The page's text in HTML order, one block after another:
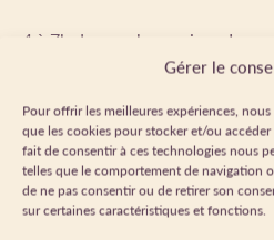
Gérer le
Pour offrir les meilleures expériences,
que les cookies pour stocker et/ou
fait de consentir à ces technologies nous
telles que le comportement de navigation
de ne pas consentir ou de retirer son
sur certaines caractéristiques et fonctions.
4 à 7h de marche par jour. Les
avec plusieurs options.
mètres cumulés en montée et/
Sac à dos : vous portez vos
pique-nique.
Ce séjour s’adresse aux
sans encadrement mais qui ont